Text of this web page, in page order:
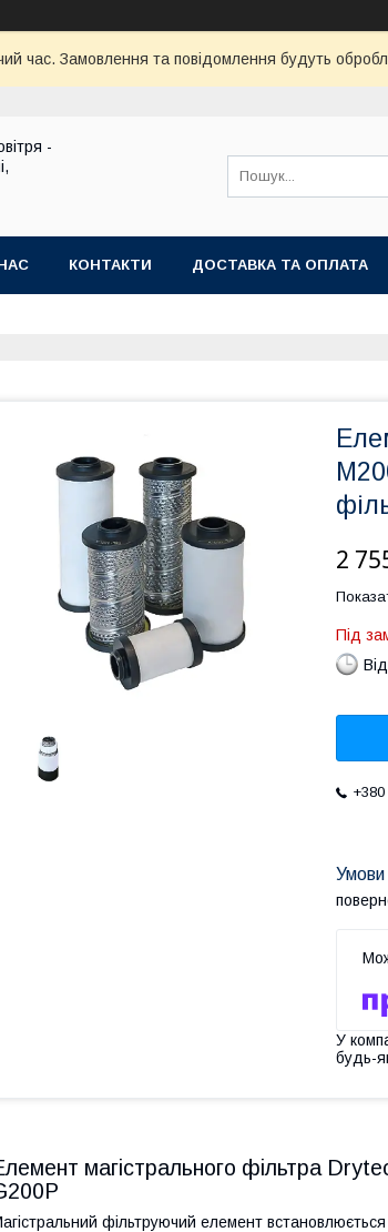
час. Замовлення та повідомлення будуть
-
КОНТАКТИ ДОСТАВКА ТА ОПЛАТА
2
Під
У
будь-
магістрального фільтра
фільтруючий елемент